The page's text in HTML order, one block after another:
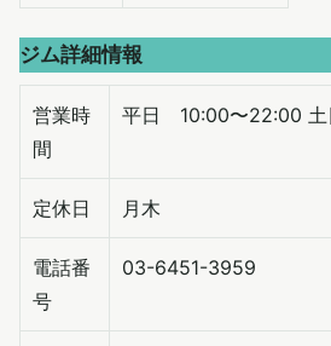
ジム詳細情報
営業時
間
平日 10:00〜22:00
定休日 月木
電話番
号
03-6451-3959